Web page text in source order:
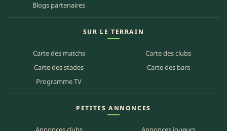
Blogs partenaires
SUR LE TERRAIN
Carte des matchs
Carte des clubs
Carte des stades
Carte des bars
Programme TV
PETITES ANNONCES